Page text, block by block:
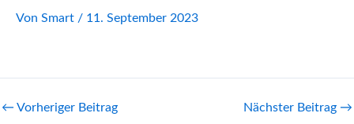
Von Smart / 11. September 2023
← Vorheriger Beitrag Nächster Beitrag →